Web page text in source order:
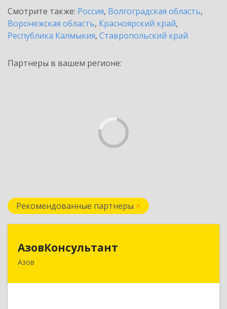
Смотрите также: Россия, Волгоградская область,
Воронежская область, Красноярский край,
Республика Калмыкия, Ставропольский край
Партнеры в вашем регионе:
Рекомендованные партнеры
АзовКонсультант
Азов
346780, Ростовская обл, Азов г, Петровский б-р,